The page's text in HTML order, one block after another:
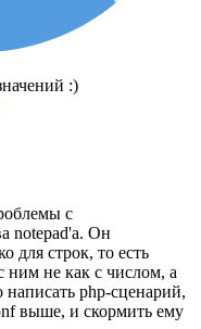
:)
с
notepad'а. Он
для строк, то есть
ним не как с числом, а
написать php-сценарий,
выше, и скормить ему